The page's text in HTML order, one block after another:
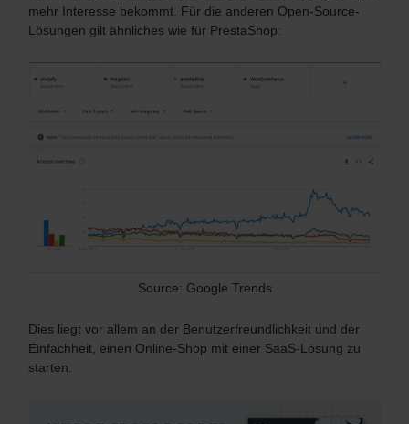
mehr Interesse bekommt. Für die anderen Open-Source-
Lösungen gilt ähnliches wie für PrestaShop:
Source: Google Trends
Dies liegt vor allem an der Benutzerfreundlichkeit und der
Einfachheit, einen Online-Shop mit einer SaaS-Lösung zu
starten.